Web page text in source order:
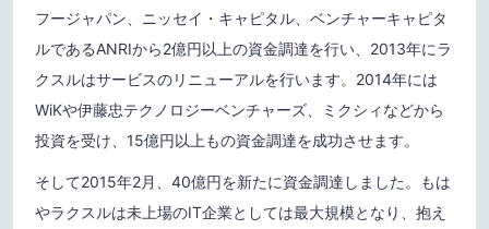
フージャパン、ニッセイ・キャピタル、ベンチャーキャピタ
ルであるANRIから2億円以上の資金調達を行い、2013年にラ
クスルはサービスのリニューアルを行います。2014年には
WiKや伊藤忠テクノロジーベンチャーズ、ミクシィなどから
投資を受け、15億円以上もの資金調達を成功させます。
そして2015年2月、40億円を新たに資金調達しました。もは
やラクスルは未上場のIT企業としては最大規模となり、抱え